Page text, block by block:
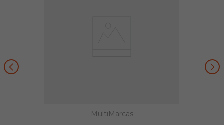
MultiMarcas